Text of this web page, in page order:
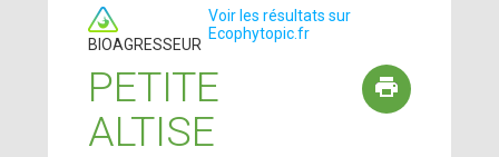
BIOAGRESSEUR
Voir les résultats sur
Ecophytopic.fr
PETITE
ALTISE